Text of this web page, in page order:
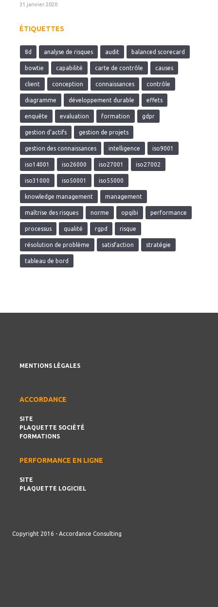
31 janvier 2020
ÉTIQUETTES
8d analyse de risques audit balanced scorecard
bowtie capabilité carte de contrôle causes
client conception connaissances contrôle
diagramme développement durable effets
enquête evaluation formation gdpr
gestion d'actifs gestion de projets
gestion des connaissances intelligence iso9001
iso14001 iso26000 iso27001 iso27002
iso31000 iso50001 iso55000
knowledge management management
maîtrise des risques norme opqibi performance
processus qualité rgpd risque
résolution de problème satisfaction stratégie
tableau de bord
MENTIONS LÉGALES
ACCORDANCE
SITE
PLAQUETTE SOCIÉTÉ
FORMATIONS
PERFORMANCE EN LIGNE
SITE
PLAQUETTE LOGICIEL
Copyright 2016 - Accordance Consulting